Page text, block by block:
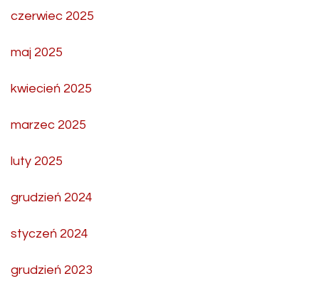
czerwiec 2025
maj 2025
kwiecień 2025
marzec 2025
luty 2025
grudzień 2024
styczeń 2024
grudzień 2023